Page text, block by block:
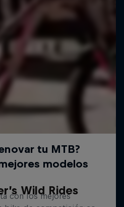
Wild Rides